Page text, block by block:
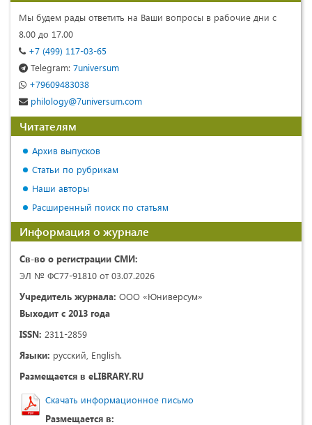
Мы будем рады ответить на Ваши вопросы в рабочие дни с
8.00 до 17.00
+7 (499) 117-03-65
Telegram: 7universum
+79609483038
philology@7universum.com
Читателям
Архив выпусков
Статьи по рубрикам
Наши авторы
Расширенный поиск по статьям
Информация о журнале
Св-во о регистрации СМИ:
ЭЛ № ФС77-91810 от 03.07.2026
Учредитель журнала: ООО «Юниверсум»
Выходит с 2013 года
ISSN: 2311-2859
Языки: русский, English.
Размещается в eLIBRARY.RU
Скачать информационное письмо
Размещается в: